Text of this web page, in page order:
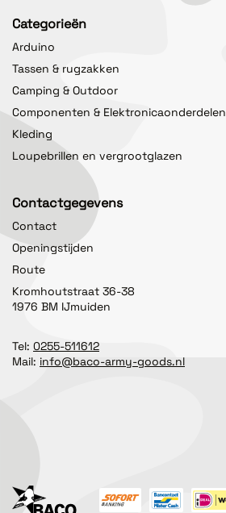
Categorieën
Arduino
Tassen & rugzakken
Camping & Outdoor
Componenten & Elektronicaonderdelen
Kleding
Loupebrillen en vergrootglazen
Contactgegevens
Contact
Openingstijden
Route
Kromhoutstraat 36-38
1976 BM IJmuiden
Tel: 0255-511612
Mail: info@baco-army-goods.nl